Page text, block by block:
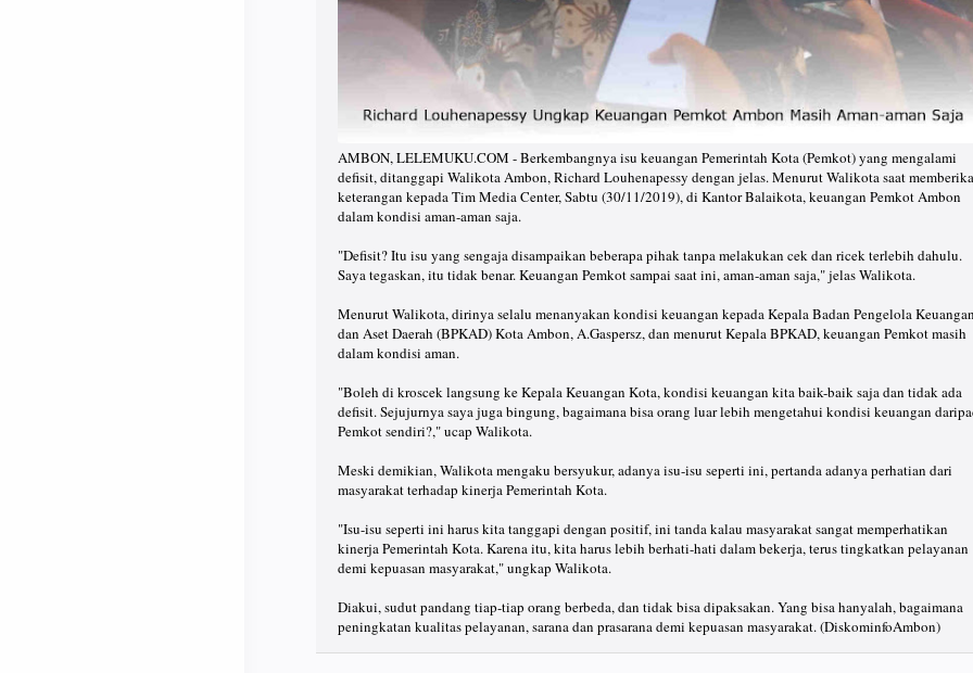
AMBON, LELEMUKU.COM - Berkembangnya isu keuangan Pemerintah Kota (Pemkot) yang mengalami
defisit, ditanggapi Walikota Ambon, Richard Louhenapessy dengan jelas. Menurut Walikota saat
keterangan kepada Tim Media Center, Sabtu (30/11/2019), di Kantor Balaikota, keuangan Pemkot Ambon
dalam kondisi aman-aman saja.
"Defisit? Itu isu yang sengaja disampaikan beberapa pihak tanpa melakukan cek dan ricek terlebih dahulu.
Saya tegaskan, itu tidak benar. Keuangan Pemkot sampai saat ini, aman-aman saja," jelas Walikota.
Menurut Walikota, dirinya selalu menanyakan kondisi keuangan kepada Kepala Badan Pengelola
dan Aset Daerah (BPKAD) Kota Ambon, A.Gaspersz, dan menurut Kepala BPKAD, keuangan Pemkot masih
dalam kondisi aman.
"Boleh di kroscek langsung ke Kepala Keuangan Kota, kondisi keuangan kita baik-baik saja dan tidak ada
defisit. Sejujurnya saya juga bingung, bagaimana bisa orang luar lebih mengetahui kondisi keuangan
Pemkot sendiri?," ucap Walikota.
Meski demikian, Walikota mengaku bersyukur, adanya isu-isu seperti ini, pertanda adanya perhatian dari
masyarakat terhadap kinerja Pemerintah Kota.
"Isu-isu seperti ini harus kita tanggapi dengan positif, ini tanda kalau masyarakat sangat memperhatikan
kinerja Pemerintah Kota. Karena itu, kita harus lebih berhati-hati dalam bekerja, terus tingkatkan pelayanan
demi kepuasan masyarakat," ungkap Walikota.
Diakui, sudut pandang tiap-tiap orang berbeda, dan tidak bisa dipaksakan. Yang bisa hanyalah, bagaimana
peningkatan kualitas pelayanan, sarana dan prasarana demi kepuasan masyarakat. (DiskominfoAmbon)